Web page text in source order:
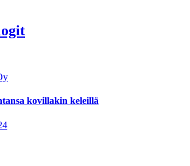
kovillakin keleillä